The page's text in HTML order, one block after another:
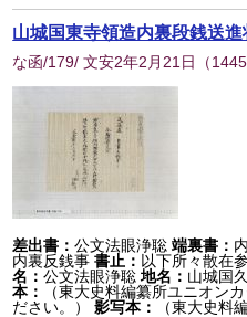
山城国東寺領造内裏段銭送進
な函/179/ 文安2年2月21日 （1445
差出書：公文法眼浄聡 端裏書：
内裏反銭事 書止： 以下所々散在
名：公文法眼浄聡 地名： 山城国
本：
（東大史料編纂所ユニオン
ださい。）
影写本： （東大史料編